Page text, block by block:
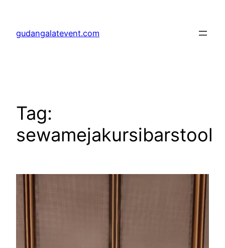
konten
gudangalatevent.com
Tag:
sewamejakursibarstool